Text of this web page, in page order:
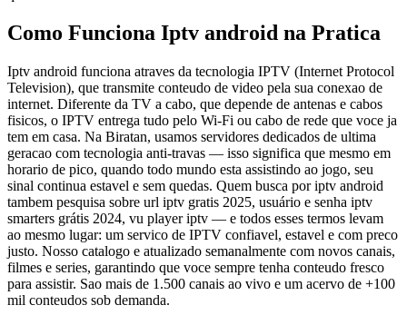
Como Funciona Iptv android na Pratica
Iptv android funciona atraves da tecnologia IPTV (Internet Protocol
Television), que transmite conteudo de video pela sua conexao de
internet. Diferente da TV a cabo, que depende de antenas e cabos
fisicos, o IPTV entrega tudo pelo Wi-Fi ou cabo de rede que voce ja
tem em casa. Na Biratan, usamos servidores dedicados de ultima
geracao com tecnologia anti-travas — isso significa que mesmo em
horario de pico, quando todo mundo esta assistindo ao jogo, seu
sinal continua estavel e sem quedas. Quem busca por iptv android
tambem pesquisa sobre url iptv gratis 2025, usuário e senha iptv
smarters grátis 2024, vu player iptv — e todos esses termos levam
ao mesmo lugar: um servico de IPTV confiavel, estavel e com preco
justo. Nosso catalogo e atualizado semanalmente com novos canais,
filmes e series, garantindo que voce sempre tenha conteudo fresco
para assistir. Sao mais de 1.500 canais ao vivo e um acervo de +100
mil conteudos sob demanda.